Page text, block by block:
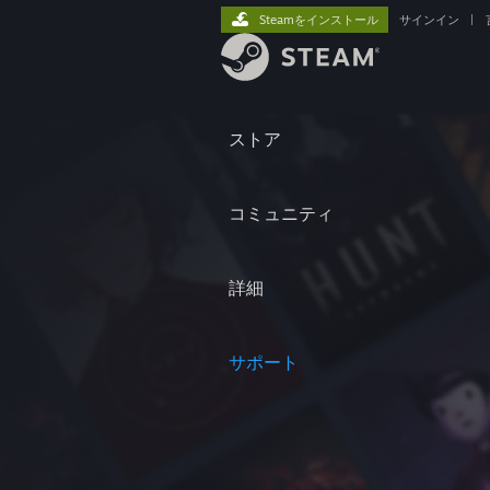
ストア
コミュニティ
詳細
サポート
Steamをインストール サインイン